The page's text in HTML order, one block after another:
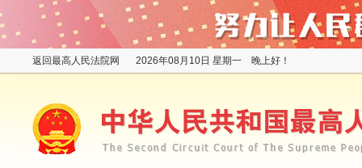
返回最高人民法院网 2026年08月10日 星期一 晚上好！